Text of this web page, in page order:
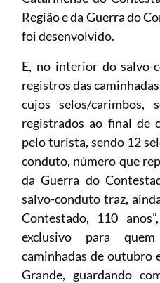
Região e da Guerra do
foi desenvolvido.
E, no interior do salvo-
registros das
cujos selos/carimbos,
registrados ao final de
pelo turista, sendo 12
conduto, número que
da Guerra do
salvo-conduto traz,
Contestado, 110
exclusivo para
caminhadas de outubro
Grande, guardando